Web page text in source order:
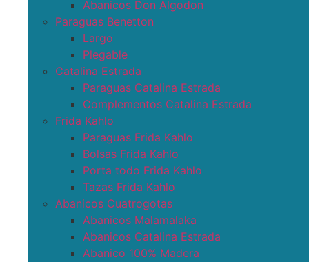
Abanicos Don Algodon
Paraguas Benetton
Largo
Plegable
Catalina Estrada
Paraguas Catalina Estrada
Complementos Catalina Estrada
Frida Kahlo
Paraguas Frida Kahlo
Bolsas Frida Kahlo
Porta todo Frida Kahlo
Tazas Frida Kahlo
Abanicos Cuatrogotas
Abanicos Malamalaka
Abanicos Catalina Estrada
Abanico 100% Madera